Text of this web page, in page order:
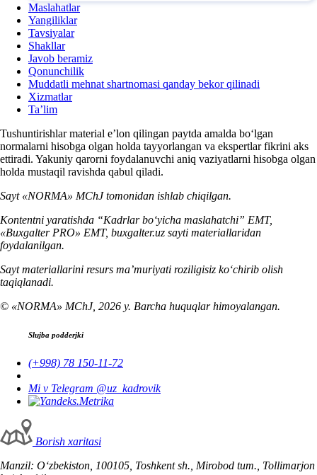
Maslahatlar
Yangiliklar
Tavsiyalar
Shakllar
Javob beramiz
Qonunchilik
Muddatli mehnat shartnomasi qanday bekor qilinadi
Xizmatlar
Ta’lim
Tushuntirishlar material e’lon qilingan paytda amalda boʻlgan
normalarni hisobga olgan holda tayyorlangan va ekspertlar fikrini aks
ettiradi. Yakuniy qarorni foydalanuvchi aniq vaziyatlarni hisobga olgan
holda mustaqil ravishda qabul qiladi.
Sayt «NORMA» MChJ tomonidan ishlab chiqilgan.
Kontentni yaratishda “Kadrlar boʻyicha maslahatchi” EMT,
«Buxgalter PRO» EMT, buxgalter.uz sayti materiallaridan
foydalanilgan.
Sayt materiallarini resurs ma’muriyati roziligisiz koʻchirib olish
taqiqlanadi.
© «NORMA» MChJ, 2026 y. Barcha huquqlar himoyalangan.
Slujba podderjki
(+998) 78 150-11-72
Mi v Telegram @uz_kadrovik
Borish хaritasi
Manzil: Oʻzbekiston, 100105, Toshkent sh., Mirobod tum., Tollimarjon